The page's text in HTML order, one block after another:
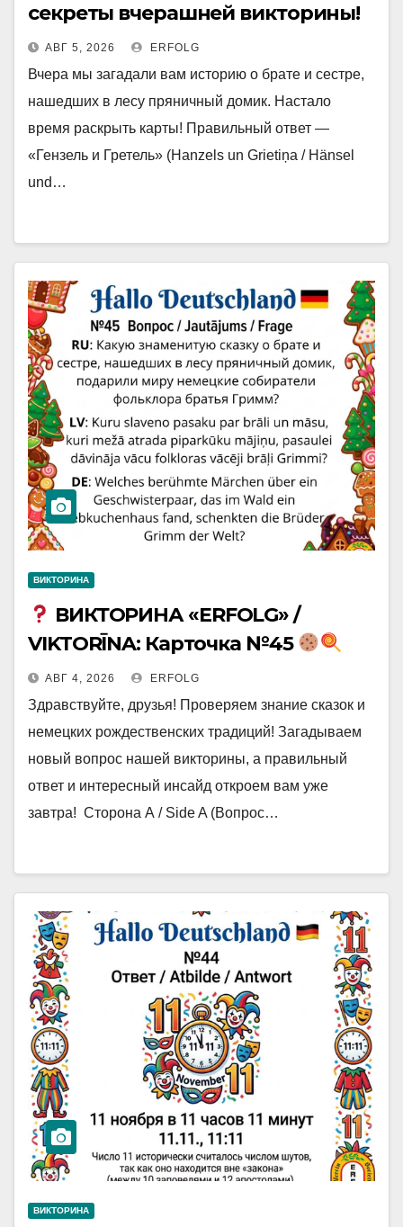
секреты вчерашней викторины!
АВГ 5, 2026 ERFOLG
Вчера мы загадали вам историю о брате и сестре,
нашедших в лесу пряничный домик. Настало
время раскрыть карты! Правильный ответ —
«Гензель и Гретель» (Hanzels un Grietiņa / Hänsel
und…
ВИКТОРИНА
ВИКТОРИНА «ERFOLG» /
VIKTORĪNA: Карточка №45
АВГ 4, 2026 ERFOLG
Здравствуйте, друзья! Проверяем знание сказок и
немецких рождественских традиций! Загадываем
новый вопрос нашей викторины, а правильный
ответ и интересный инсайд откроем вам уже
завтра! Сторона А / Side A (Вопрос…
ВИКТОРИНА